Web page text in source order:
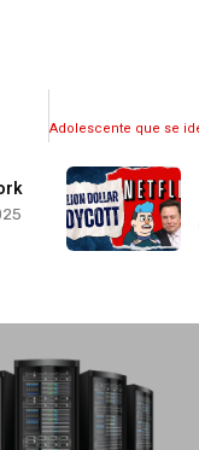
information